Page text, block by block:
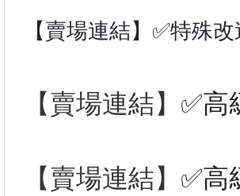
【賣場連結】✅特殊
【賣場連結】 ✅
【賣場連結】 ✅高